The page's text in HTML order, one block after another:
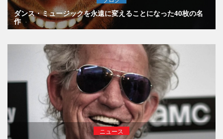
ダンス・ミュージックを永遠に変えることになった40枚の名
作
ニュース